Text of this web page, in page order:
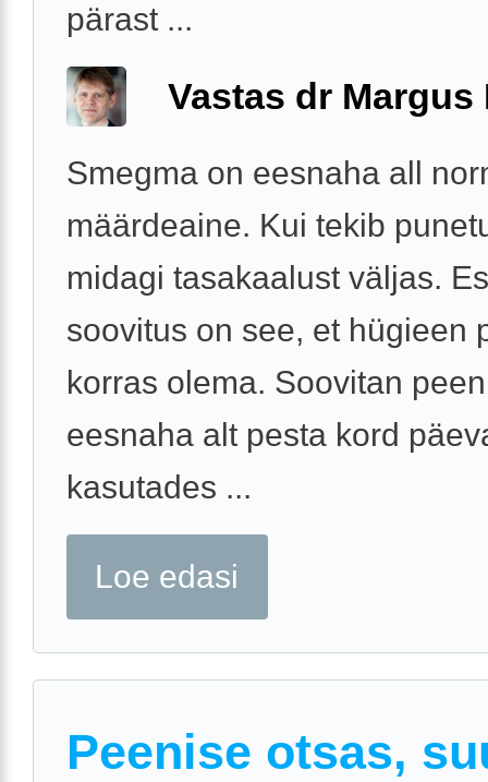
pärast ...
Vastas dr Margus
Smegma on eesnaha all
määrdeaine. Kui tekib
midagi tasakaalust väljas.
soovitus on see, et hügieen
korras olema. Soovitan
eesnaha alt pesta kord
kasutades ...
Loe edasi
Peenise otsas,